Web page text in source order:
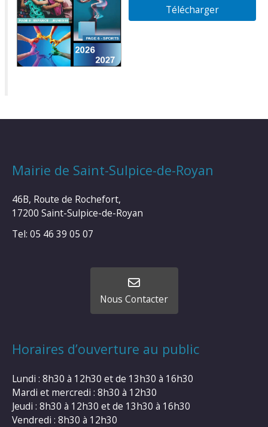
Télécharger
Mairie de Saint-Sulpice-de-Royan
46B, Route de Rochefort,
17200 Saint-Sulpice-de-Royan
Tel: 05 46 39 05 07
Nous Contacter
Horaires d’ouverture au public
Lundi : 8h30 à 12h30 et de 13h30 à 16h30
Mardi et mercredi : 8h30 à 12h30
Jeudi : 8h30 à 12h30 et de 13h30 à 16h30
Vendredi : 8h30 à 12h30